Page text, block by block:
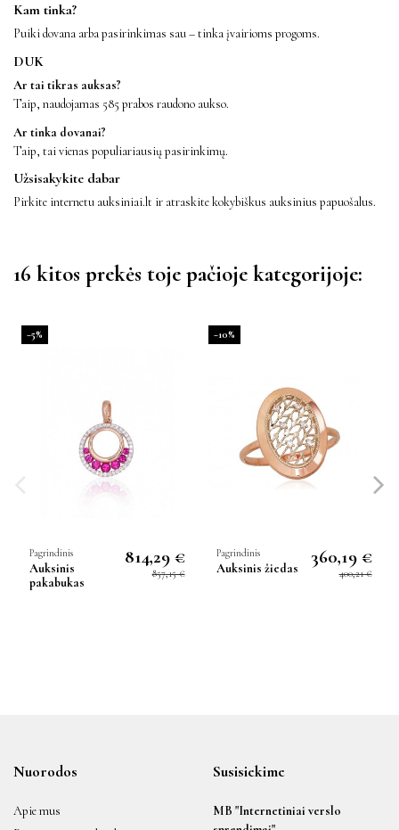
Kam tinka?
Puiki dovana arba pasirinkimas sau – tinka įvairioms progoms.
DUK
Ar tai tikras auksas?
Taip, naudojamas 585 prabos raudono aukso.
Ar tinka dovanai?
Taip, tai vienas populiariausių pasirinkimų.
Užsisakykite dabar
Pirkite internetu auksiniai.lt ir atraskite kokybiškus auksinius papuošalus.
16 kitos prekės toje pačioje kategorijoje:
−5%
Pagrindinis
Auksinis
pakabukas
814,29 €
857,15 €
−10%
Pagrindinis
Auksinis žiedas
360,19 €
400,21 €
Nuorodos
Apie mus
Susisiekime
MB "Internetiniai verslo